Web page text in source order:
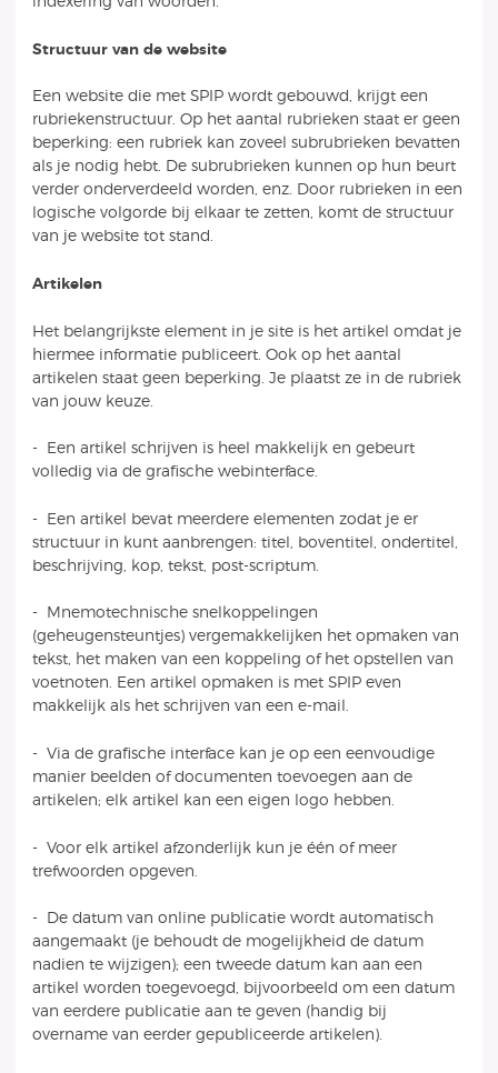
Structuur van de website
Een website die met SPIP wordt gebouwd, krijgt een
rubriekenstructuur. Op het aantal rubrieken staat er geen
beperking: een rubriek kan zoveel subrubrieken bevatten
als je nodig hebt. De subrubrieken kunnen op hun beurt
verder onderverdeeld worden, enz. Door rubrieken in een
logische volgorde bij elkaar te zetten, komt de structuur
van je website tot stand.
Artikelen
Het belangrijkste element in je site is het artikel omdat je
hiermee informatie publiceert. Ook op het aantal
artikelen staat geen beperking. Je plaatst ze in de rubriek
van jouw keuze.
- Een artikel schrijven is heel makkelijk en gebeurt
volledig via de grafische webinterface.
- Een artikel bevat meerdere elementen zodat je er
structuur in kunt aanbrengen: titel, boventitel, ondertitel,
beschrijving, kop, tekst, post-scriptum.
- Mnemotechnische snelkoppelingen
(geheugensteuntjes) vergemakkelijken het opmaken van
tekst, het maken van een koppeling of het opstellen van
voetnoten. Een artikel opmaken is met SPIP even
makkelijk als het schrijven van een e-mail.
- Via de grafische interface kan je op een eenvoudige
manier beelden of documenten toevoegen aan de
artikelen; elk artikel kan een eigen logo hebben.
- Voor elk artikel afzonderlijk kun je één of meer
trefwoorden opgeven.
- De datum van online publicatie wordt automatisch
aangemaakt (je behoudt de mogelijkheid de datum
nadien te wijzigen); een tweede datum kan aan een
artikel worden toegevoegd, bijvoorbeeld om een datum
van eerdere publicatie aan te geven (handig bij
overname van eerder gepubliceerde artikelen).